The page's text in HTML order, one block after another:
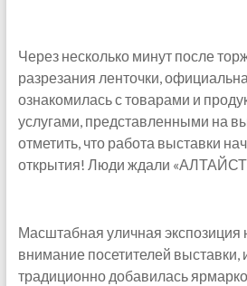
Через несколько минут после
разрезания ленточки,
ознакомилась с товарами и
услугами, представленными на
отметить, что работа выставки
открытия! Люди ждали
Масштабная уличная экспозиция
внимание посетителей выставки,
традиционно добавилась